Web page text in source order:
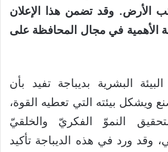
الأرض. وقد تضمن هذا الإعلان
الأهمية في مجال المحافظة على
البشرية بديباجة تفيد بأن
ويشكل بيئته التي تعطيه القوة،
النموّ الفكريّ والخلقيّ
وقد ورد في هذه الديباجة تأكيد